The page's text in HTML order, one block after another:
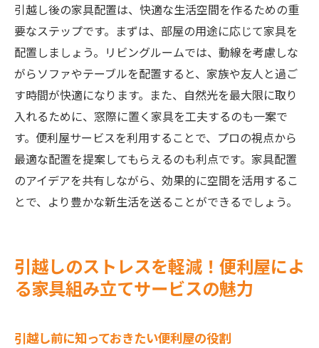
引越し後の家具配置は、快適な生活空間を作るための重
要なステップです。まずは、部屋の用途に応じて家具を
配置しましょう。リビングルームでは、動線を考慮しな
がらソファやテーブルを配置すると、家族や友人と過ご
す時間が快適になります。また、自然光を最大限に取り
入れるために、窓際に置く家具を工夫するのも一案で
す。便利屋サービスを利用することで、プロの視点から
最適な配置を提案してもらえるのも利点です。家具配置
のアイデアを共有しながら、効果的に空間を活用するこ
とで、より豊かな新生活を送ることができるでしょう。
引越しのストレスを軽減！便利屋によ
る家具組み立てサービスの魅力
引越し前に知っておきたい便利屋の役割